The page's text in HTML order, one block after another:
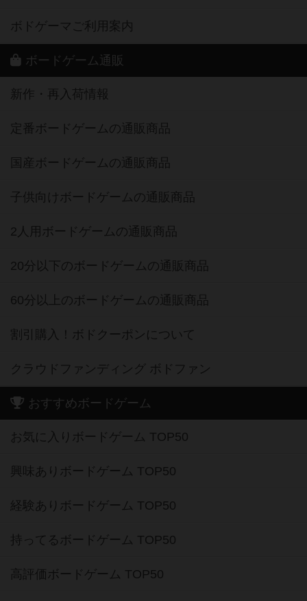
ボドゲーマご利用案内
ボードゲーム通販
新作・再入荷情報
定番ボードゲームの通販商品
国産ボードゲームの通販商品
子供向けボードゲームの通販商品
2人用ボードゲームの通販商品
20分以下のボードゲームの通販商品
60分以上のボードゲームの通販商品
割引購入！ボドクーポンについて
クラウドファンディング ボドファン
おすすめボードゲーム
お気に入りボードゲーム TOP50
興味ありボードゲーム TOP50
経験ありボードゲーム TOP50
持ってるボードゲーム TOP50
高評価ボードゲーム TOP50